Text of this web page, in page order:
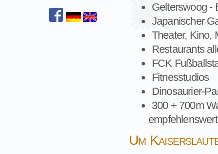
Gelterswoog -
Japanischer
Theater, Kino,
Restaurants
FCK
Fitnesstudios
Dinosaurier-
300 + 700m
Um